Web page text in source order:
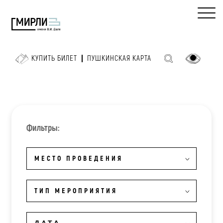
КУПИТЬ БИЛЕТ ПУШКИНСКАЯ КАРТА
Фильтры:
МЕСТО ПРОВЕДЕНИЯ
ТИП МЕРОПРИЯТИЯ